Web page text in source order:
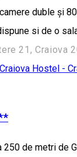
duble și
si de o
21, Craiova
Hostel -
250 de metri de